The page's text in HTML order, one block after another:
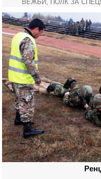
ВЕЖБИ, ПОЛК ЗА